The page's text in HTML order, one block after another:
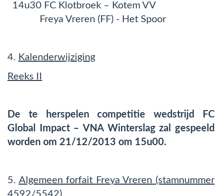
14u30 FC Klotbroek – Kotem VV
Freya Vreren (FF) - Het Spoor
4. Kalenderwijziging
Reeks II
De te herspelen competitie wedstrijd FC
Global Impact – VNA Winterslag zal gespeeld
worden om 21/12/2013 om 15u00.
5. Algemeen forfait Freya Vreren (stamnummer
4592/5542)